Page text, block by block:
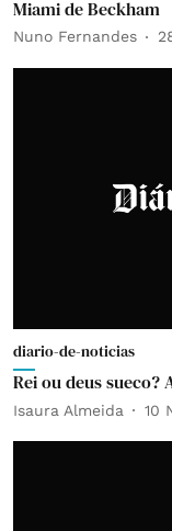
Miami de Beckham
Nuno Fernandes
diario-de-noticias
Rei ou deus sueco?
Isaura Almeida 10